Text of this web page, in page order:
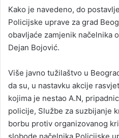
Kako je navedeno, do
Policijske uprave za grad
obavljaće zamjenik načelnika
Dejan Bojović.
Više javno tužilaštvo u
da su, u nastavku akcije
kojima je nestao A.N,
policije, Službe za suzbijanje
borbu protiv organizovanog